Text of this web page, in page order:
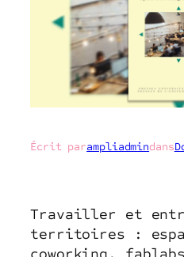
Écrit parampliadmindans
Travailler et
territoires :
coworking,